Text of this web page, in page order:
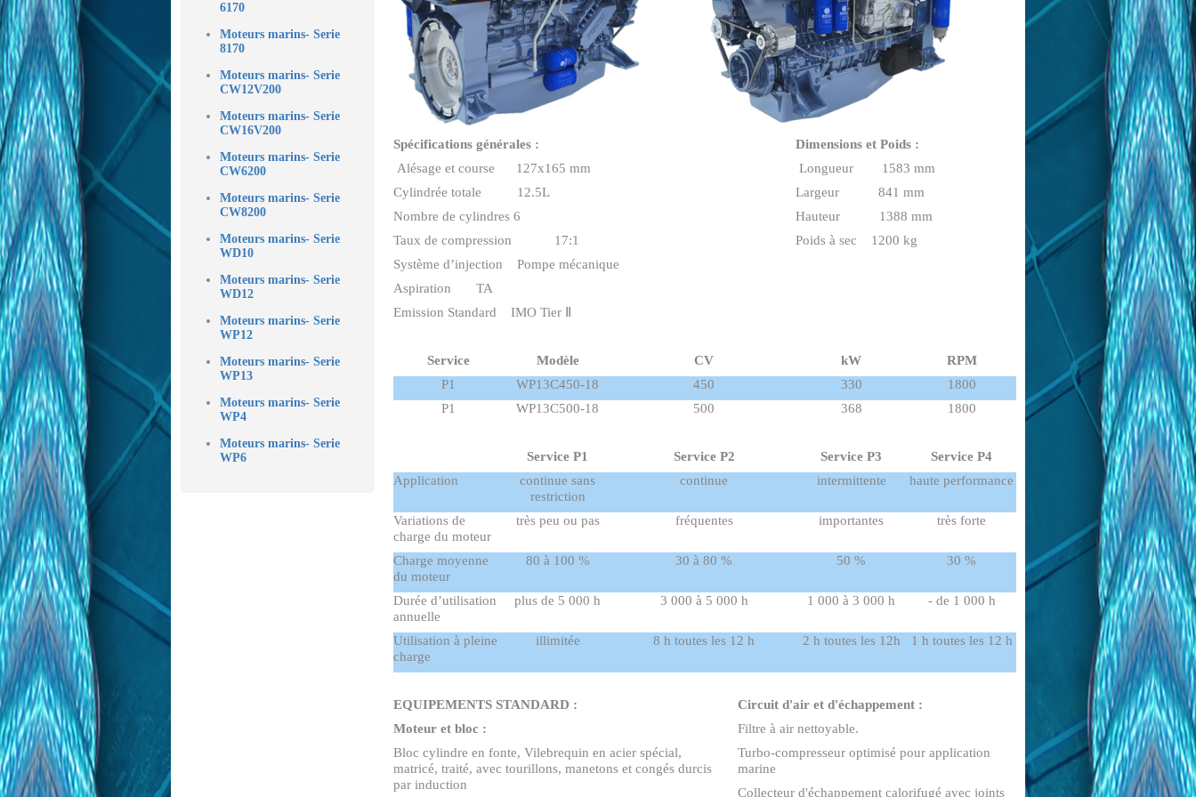
6170
Moteurs marins- Serie
8170
Moteurs marins- Serie
CW12V200
Moteurs marins- Serie
CW16V200
Moteurs marins- Serie
CW6200
Moteurs marins- Serie
CW8200
Moteurs marins- Serie
WD10
Moteurs marins- Serie
WD12
Moteurs marins- Serie
WP12
Moteurs marins- Serie
WP13
Moteurs marins- Serie
WP4
Moteurs marins- Serie
WP6
Spécifications générales :
Alésage et course 127x165 mm
Cylindrée totale 12.5L
Nombre de cylindres 6
Taux de compression 17:1
Système d’injection Pompe mécanique
Aspiration TA
Emission Standard IMO Tier Ⅱ
Dimensions et Poids :
Longueur 1583 mm
Largeur 841 mm
Hauteur 1388 mm
Poids à sec 1200 kg
Service Modèle CV kW
RPM
P1
WP13C450-18 450 330
1800
P1
WP13C500-18 500 368 1800
Service P1 Service P2 Service P3
Service P4
Application
continue sans
restriction
continue intermittente haute performance
Variations de
charge du moteur
très peu ou pas fréquentes importantes très forte
Charge moyenne
du moteur
80 à 100 % 30 à 80 % 50 % 30 %
Durée d’utilisation
annuelle
plus de 5 000 h 3 000 à 5 000 h 1 000 à 3 000 h - de 1 000 h
Utilisation à pleine
charge
illimitée 8 h toutes les 12 h 2 h toutes les 12h 1 h toutes les 12 h
EQUIPEMENTS STANDARD :
Moteur et bloc :
Bloc cylindre en fonte, Vilebrequin en acier spécial,
matricé, traité, avec tourillons, manetons et congés durcis
par induction
Circuit d'air et d'échappement :
Filtre à air nettoyable.
Turbo-compresseur optimisé pour application
marine
Collecteur d'échappement calorifugé avec joints